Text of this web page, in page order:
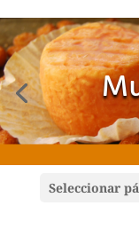
Seleccionar